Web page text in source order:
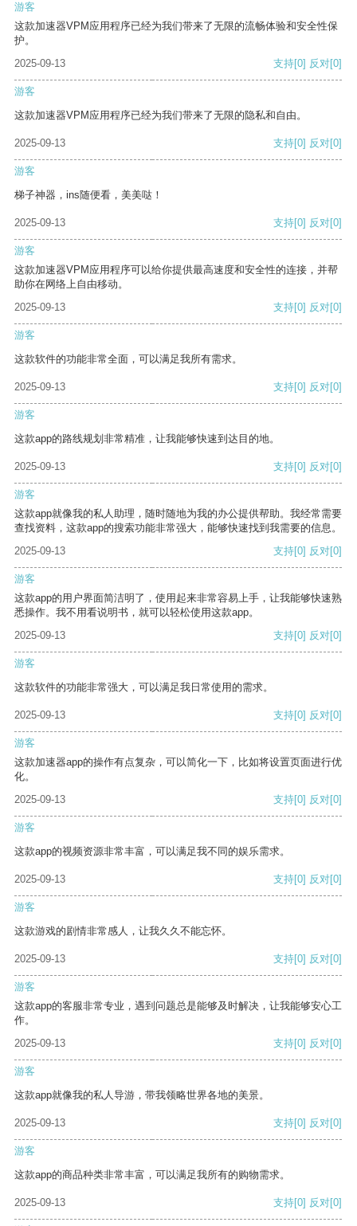
游客
这款加速器VPM应用程序已经为我们带来了无限的流畅体验和安全性保
护。
2025-09-13
支持[0] 反对[0]
游客
这款加速器VPM应用程序已经为我们带来了无限的隐私和自由。
2025-09-13 支持[0] 反对[0]
游客
梯子神器，ins随便看，美美哒！
2025-09-13 支持[0] 反对[0]
游客
这款加速器VPM应用程序可以给你提供最高速度和安全性的连接，并帮
助你在网络上自由移动。
2025-09-13
支持[0] 反对[0]
游客
这款软件的功能非常全面，可以满足我所有需求。
2025-09-13 支持[0] 反对[0]
游客
这款app的路线规划非常精准，让我能够快速到达目的地。
2025-09-13 支持[0] 反对[0]
游客
这款app就像我的私人助理，随时随地为我的办公提供帮助。我经常需要
查找资料，这款app的搜索功能非常强大，能够快速找到我需要的信息。
2025-09-13
支持[0] 反对[0]
游客
这款app的用户界面简洁明了，使用起来非常容易上手，让我能够快速熟
悉操作。我不用看说明书，就可以轻松使用这款app。
2025-09-13
支持[0] 反对[0]
游客
这款软件的功能非常强大，可以满足我日常使用的需求。
2025-09-13 支持[0] 反对[0]
游客
这款加速器app的操作有点复杂，可以简化一下，比如将设置页面进行优
化。
2025-09-13
支持[0] 反对[0]
游客
这款app的视频资源非常丰富，可以满足我不同的娱乐需求。
2025-09-13 支持[0] 反对[0]
游客
这款游戏的剧情非常感人，让我久久不能忘怀。
2025-09-13 支持[0] 反对[0]
游客
这款app的客服非常专业，遇到问题总是能够及时解决，让我能够安心工
作。
2025-09-13
支持[0] 反对[0]
游客
这款app就像我的私人导游，带我领略世界各地的美景。
2025-09-13 支持[0] 反对[0]
游客
这款app的商品种类非常丰富，可以满足我所有的购物需求。
2025-09-13 支持[0] 反对[0]